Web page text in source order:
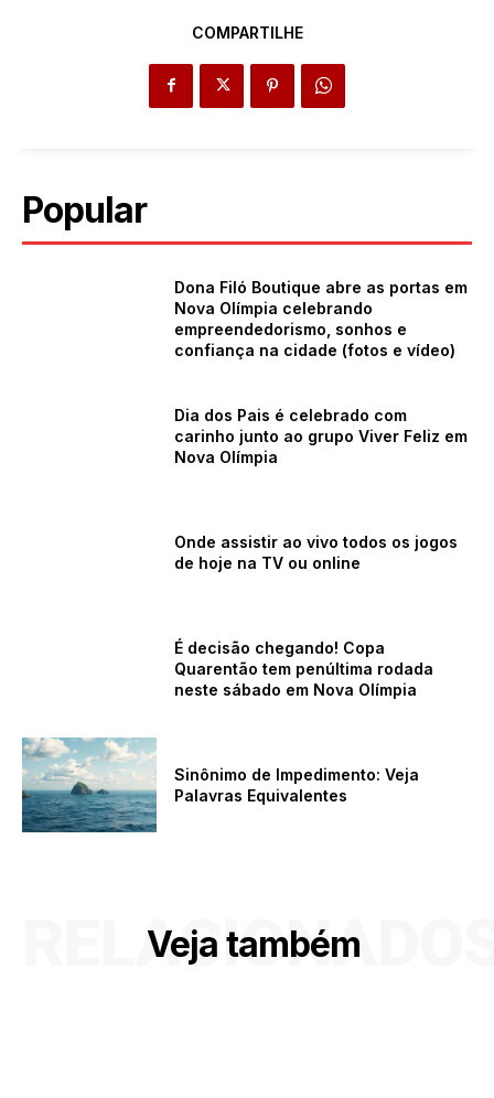
COMPARTILHE
Popular
Dona Filó Boutique abre as portas em
Nova Olímpia celebrando
empreendedorismo, sonhos e
confiança na cidade (fotos e vídeo)
Dia dos Pais é celebrado com
carinho junto ao grupo Viver Feliz em
Nova Olímpia
Onde assistir ao vivo todos os jogos
de hoje na TV ou online
É decisão chegando! Copa
Quarentão tem penúltima rodada
neste sábado em Nova Olímpia
Sinônimo de Impedimento: Veja
Palavras Equivalentes
Veja também